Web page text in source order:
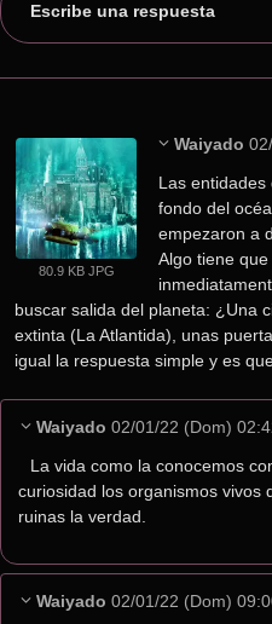
Escribe una respuesta
80.9 KB JPG
Waiyado
Las
fondo del
empezaron a
Algo tiene
buscar salida del planeta: ¿Una
extinta (La Atlantida), unas
igual la respuesta simple y es
Waiyado 02/01/22 (Dom)
La vida como la conocemos
curiosidad los organismos vivos
ruinas la verdad.
Waiyado 02/01/22 (Dom)